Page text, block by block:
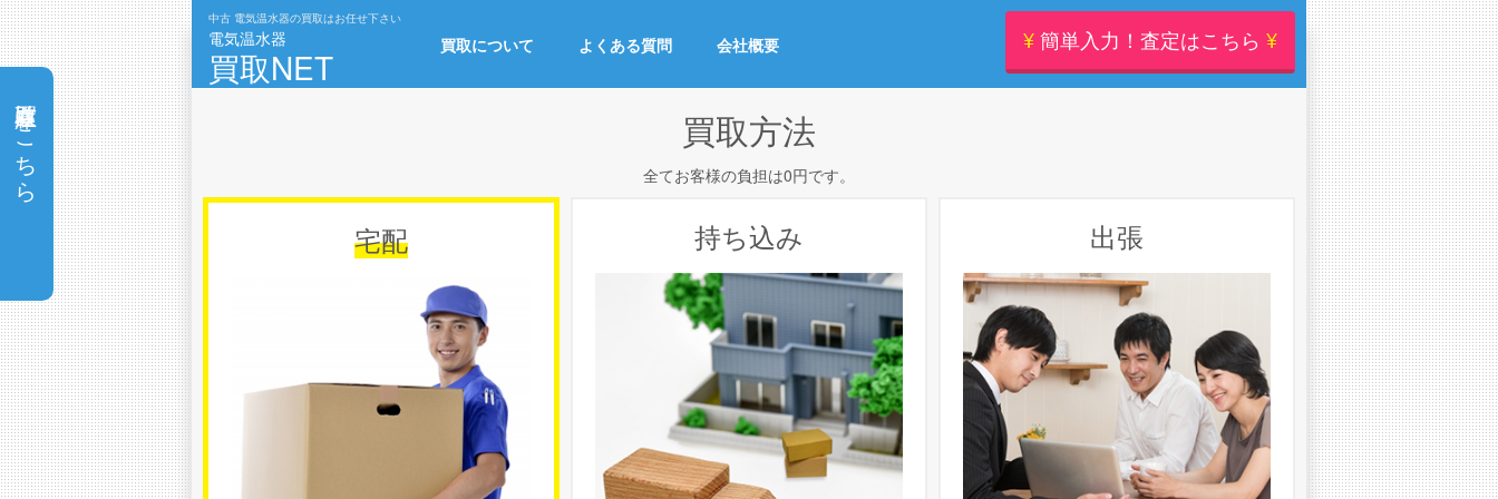
中古 電気温水器の買取はお任せ下さい
電気温水器
買取NET 買取について よくある質問 会社概要 ¥簡単入力！査定はこちら ¥
買取方法
全てお客様の負担は0円です。
宅配 持ち込み 出張
在庫買取はこちら